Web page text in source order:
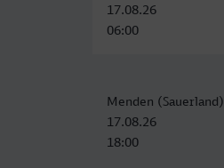
17.08.26
06:00
Menden (Sauerland)
17.08.26
18:00